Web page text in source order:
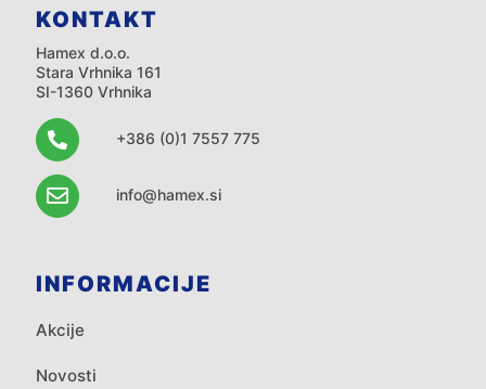
KONTAKT
Hamex d.o.o.
Stara Vrhnika 161
SI-1360 Vrhnika
+386 (0)1 7557 775
info@hamex.si
INFORMACIJE
Akcije
Novosti